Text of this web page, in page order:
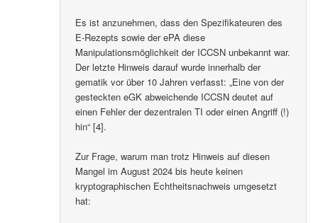
Es ist anzunehmen, dass den Spezifikateuren des
E-Rezepts sowie der ePA diese
Manipulationsmöglichkeit der ICCSN unbekannt war.
Der letzte Hinweis darauf wurde innerhalb der
gematik vor über 10 Jahren verfasst: „Eine von der
gesteckten eGK abweichende ICCSN deutet auf
einen Fehler der dezentralen TI oder einen Angriff (!)
hin“ [4].
Zur Frage, warum man trotz Hinweis auf diesen
Mangel im August 2024 bis heute keinen
kryptographischen Echtheitsnachweis umgesetzt
hat: